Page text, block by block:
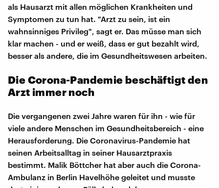
als Hausarzt mit allen möglichen Krankheiten und
Symptomen zu tun hat. "Arzt zu sein, ist ein
wahnsinniges Privileg", sagt er. Das müsse man sich
klar machen - und er weiß, dass er gut bezahlt wird,
besser als andere, die im Gesundheitswesen arbeiten.
Die Corona-Pandemie beschäftigt den
Arzt immer noch
Die vergangenen zwei Jahre waren für ihn - wie für
viele andere Menschen im Gesundheitsbereich - eine
Herausforderung. Die Coronavirus-Pandemie hat
seinen Arbeitsalltag in seiner Hausarztpraxis
bestimmt. Malik Böttcher hat aber auch die Corona-
Ambulanz in Berlin Havelhöhe geleitet und musste